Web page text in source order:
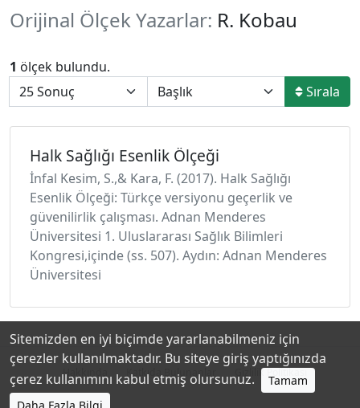
Orijinal Ölçek Yazarlar: R. Kobau
1 ölçek bulundu.
Sırala
Halk Sağlığı Esenlik Ölçeği
İnfal Kesim, S.,& Kara, F. (2017). Halk Sağlığı
Esenlik Ölçeği: Türkçe versiyonu geçerlik ve
güvenilirlik çalışması. Adnan Menderes
Üniversitesi 1. Uluslararası Sağlık Bilimleri
Kongresi,içinde (ss. 507). Aydın: Adnan Menderes
Üniversitesi
Hakkında Katkıda Bulunanlar Gizlilik Politikası
Sitemizden en iyi biçimde yararlanabilmeniz için
çerezler kullanılmaktadır. Bu siteye giriş yaptığınızda
çerez kullanımını kabul etmiş olursunuz.
Tamam